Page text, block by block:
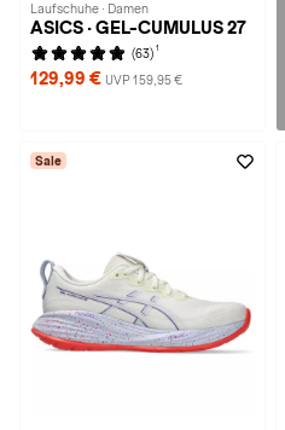
Laufschuhe · Damen
ASICS · GEL-CUMULUS 27
(63) 1
129,99 € UVP 159,95 €
Sale